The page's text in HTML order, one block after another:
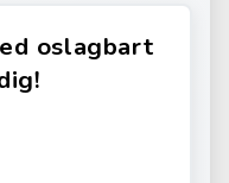
oslagbart